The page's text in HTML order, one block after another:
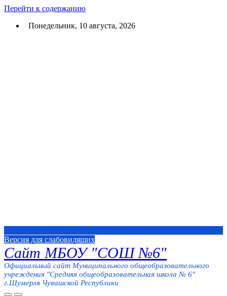
Перейти к содержанию
Понедельник, 10 августа, 2026
Версия для слабовидящих
Сайт МБОУ "СОШ №6"
Официальный сайт Муниципального общеобразовательного
учреждения "Средняя общеобразовательная школа № 6"
г.Шумерля Чувашской Республики